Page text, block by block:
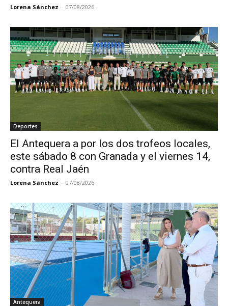
Lorena Sánchez - 07/08/2026
Deportes
El Antequera a por los dos trofeos locales,
este sábado 8 con Granada y el viernes 14,
contra Real Jaén
Lorena Sánchez - 07/08/2026
Antequera